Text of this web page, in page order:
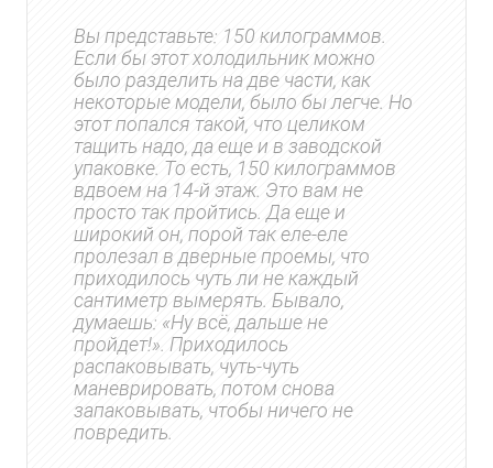
Вы представьте: 150 килограммов.
Если бы этот холодильник можно
было разделить на две части, как
некоторые модели, было бы легче. Но
этот попался такой, что целиком
тащить надо, да еще и в заводской
упаковке. То есть, 150 килограммов
вдвоем на 14-й этаж. Это вам не
просто так пройтись. Да еще и
широкий он, порой так еле-еле
пролезал в дверные проемы, что
приходилось чуть ли не каждый
сантиметр вымерять. Бывало,
думаешь: «Ну всё, дальше не
пройдет!». Приходилось
распаковывать, чуть-чуть
маневрировать, потом снова
запаковывать, чтобы ничего не
повредить.